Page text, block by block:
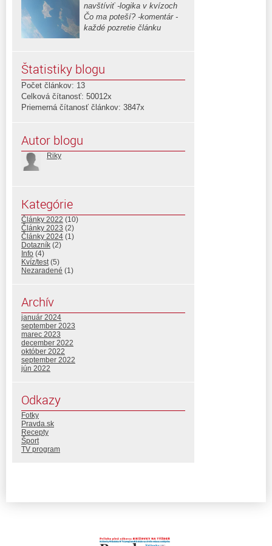
navštíviť -logika v kvízoch
Čo ma poteší? -komentár -
každé pozretie článku
Štatistiky blogu
Počet článkov: 13
Celková čítanosť: 50012x
Priemerná čítanosť článkov: 3847x
Autor blogu
Riky
Kategórie
Články 2022 (10)
Články 2023 (2)
Články 2024 (1)
Dotazník (2)
Info (4)
Kvíz/test (5)
Nezaradené (1)
Archív
január 2024
september 2023
marec 2023
december 2022
október 2022
september 2022
jún 2022
Odkazy
Fotky
Pravda.sk
Recepty
Šport
TV program